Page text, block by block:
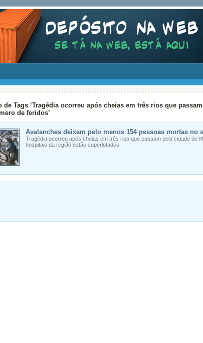
de Tags ‘Tragédia ocorreu após cheias em três rios que
de feridos’
Avalanches deixam pelo menos 154 pessoas mortas no
Tragédia ocorreu após cheias em três rios que passam pela cidade de
hospitais da região estão superlotados